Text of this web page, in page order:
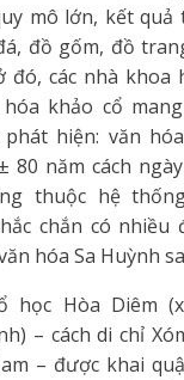
mô lớn, kết quả
đồ gốm, đồ
đó, các nhà khoa
khảo cổ
hiện: văn
80 năm cách
thuộc hệ
chắn có nhiều
hóa Sa Huỳnh
học Hòa Diêm
– cách di chỉ
– được khai